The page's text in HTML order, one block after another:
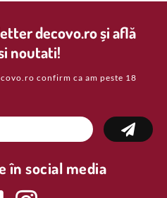
decovo.ro și află
noutati!
confirm ca am peste 18
în social media